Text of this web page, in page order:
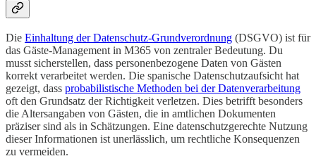
Die Einhaltung der Datenschutz-Grundverordnung (DSGVO) ist für
das Gäste-Management in M365 von zentraler Bedeutung. Du
musst sicherstellen, dass personenbezogene Daten von Gästen
korrekt verarbeitet werden. Die spanische Datenschutzaufsicht hat
gezeigt, dass probabilistische Methoden bei der Datenverarbeitung
oft den Grundsatz der Richtigkeit verletzen. Dies betrifft besonders
die Altersangaben von Gästen, die in amtlichen Dokumenten
präziser sind als in Schätzungen. Eine datenschutzgerechte Nutzung
dieser Informationen ist unerlässlich, um rechtliche Konsequenzen
zu vermeiden.